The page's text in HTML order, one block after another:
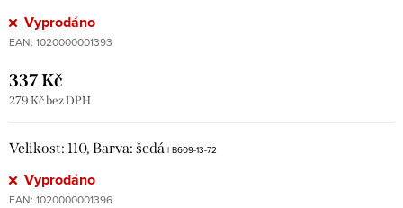
Vyprodáno
EAN: 1020000001393
337 Kč
279 Kč bez DPH
Velikost: 110, Barva: šedá | B609-13-72
Vyprodáno
EAN: 1020000001396